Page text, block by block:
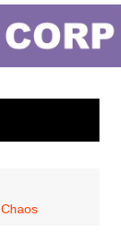
Corp –